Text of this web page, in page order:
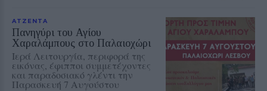
ΑΤΖΕΝΤΑ
Πανηγύρι του Αγίου
Χαραλάμπους στο Παλαιοχώρι
Ιερά Λειτουργία, περιφορά της
εικόνας, έφιπποι συμμετέχοντες
και παραδοσιακό γλέντι την
Παρασκευή 7 Αυγούστου